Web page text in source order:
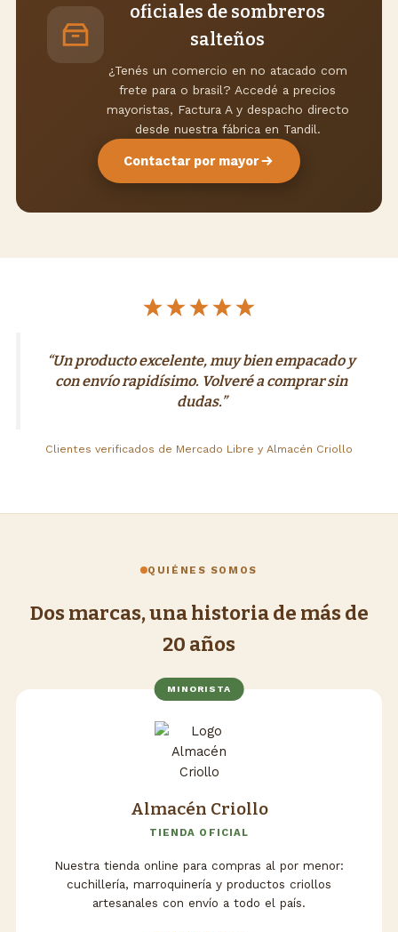
oficiales de sombreros
salteños
¿Tenés un comercio en no atacado com
frete para o brasil? Accedé a precios
mayoristas, Factura A y despacho directo
desde nuestra fábrica en Tandil.
Contactar por mayor
“Un producto excelente, muy bien empacado y
con envío rapidísimo. Volveré a comprar sin
dudas.”
Clientes verificados de Mercado Libre y Almacén Criollo
QUIÉNES SOMOS
Dos marcas, una historia de más de
20 años
MINORISTA
Almacén Criollo
TIENDA OFICIAL
Nuestra tienda online para compras al por menor:
cuchillería, marroquinería y productos criollos
artesanales con envío a todo el país.